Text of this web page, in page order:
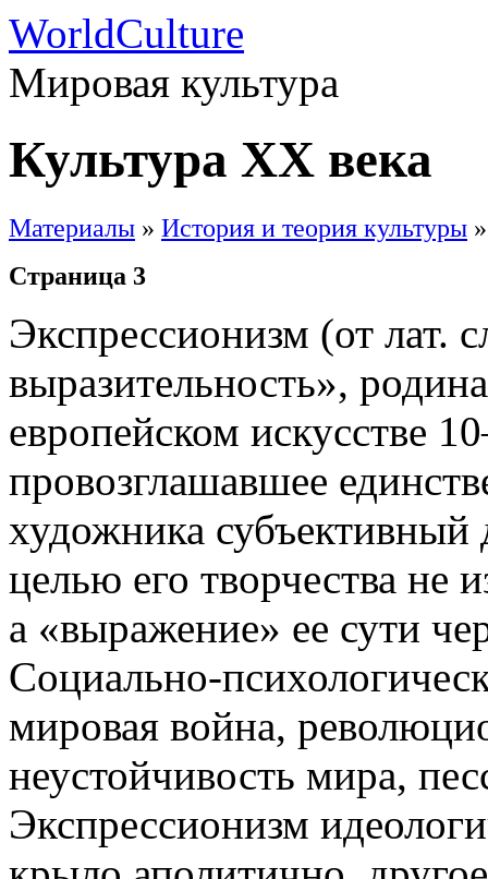
WorldCulture
Мировая культура
Культура XX века
Материалы » История и теория культуры
Страница 3
Экспрессионизм (от лат.
выразительность»,
европейском искусстве
провозглашавшее
художника
целью его творчества не
а «выражение» ее сути
Социально-
мировая война,
неустойчивость мира,
Экспрессионизм